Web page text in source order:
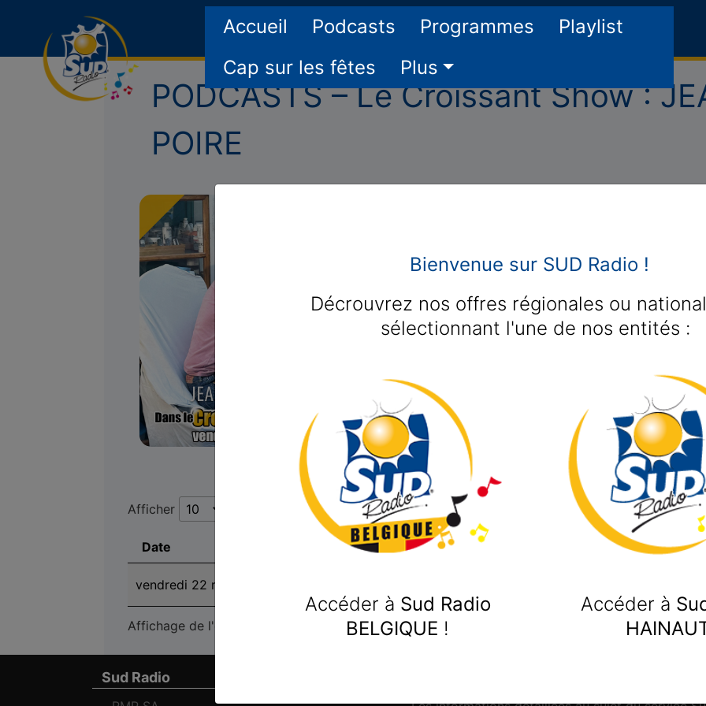
Bienvenue sur SUD Radio !
Décrouvrez nos offres régionales ou
sélectionnant l'une de nos entités :
Accéder à Sud Radio
BELGIQUE !
Accéder à
Accueil Podcasts Programmes
Playlist
Cap sur les fêtes
Plus
PODCASTS – Le Croissant Show :
POIRE
Retrouvez les invités du Croissant Show en
SUD RADIO
Bonne (ré)écoute !
Afficher
Date Emission
vendredi 22 mai 2026
Affichage de l'élément 1 à 1 sur 1 éléments
Sud Radio